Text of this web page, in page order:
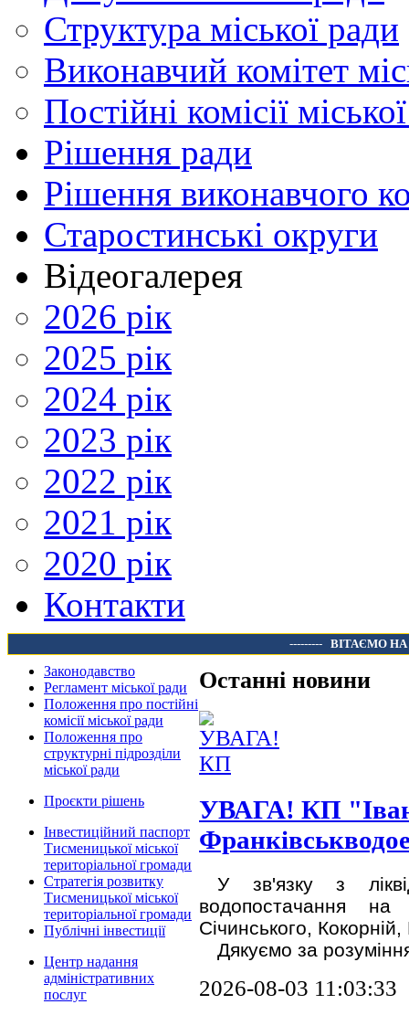
Структура міської ради
Виконавчий комітет
Постійні комісії
Рішення ради
Рішення виконавчого
Старостинські округи
Відеогалерея
2026 рік
2025 рік
2024 рік
2023 рік
2022 рік
2021 рік
2020 рік
Контакти
--------- ВІТАЄМО
Законодавство
Регламент міської ради
Положення про постійні
комісії міської ради
Положення про
структурні підрозділи
міської ради
Проєкти рішень
Інвестиційний паспорт
Тисменицької міської
територіальної громади
Стратегія розвитку
Тисменицької міської
територіальної громади
Публічні інвестиції
Центр надання
адміністративних
послуг
Останні новини
УВАГА! КП
У зв'язку з
водопостачання на
Січинського,
Дякуємо за
2026-08-03 11:03:33